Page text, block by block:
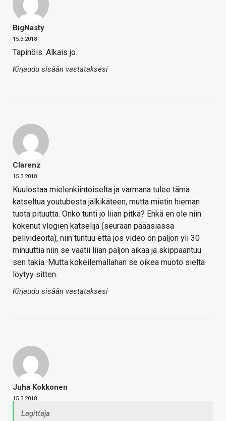
BigNasty
15.3.2018
Täpinöis. Alkais jo.
Kirjaudu sisään vastataksesi
Clarenz
15.3.2018
Kuulostaa mielenkiintoiselta ja varmana tulee tämä
katseltua youtubesta jälkikäteen, mutta mietin hieman
tuota pituutta. Onko tunti jo liian pitkä? Ehkä en ole niin
kokenut vlogien katselija (seuraan pääasiassa
pelivideoita), niin tuntuu että jos video on paljon yli 30
minuuttia niin se vaatii liian paljon aikaa ja skippaantuu
sen takia. Mutta kokeilemallahan se oikea muoto sieltä
löytyy sitten.
Kirjaudu sisään vastataksesi
Juha Kokkonen
15.3.2018
Lagittaja